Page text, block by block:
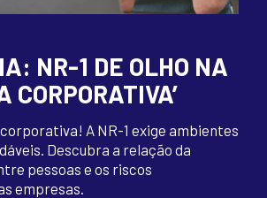
NR-1 DE OLHO NA
CORPORATIVA’
A NR-1 exige ambientes
Descubra a relação da
pessoas e os riscos
empresas.